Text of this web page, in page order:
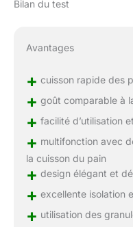
Bilan du test
Avantages
+ cuisson rapide des
+ goût comparable à
+ facilité d’utilisation
+ multifonction avec
la cuisson du pain
+ design élégant et
+ excellente isolation
+ utilisation des